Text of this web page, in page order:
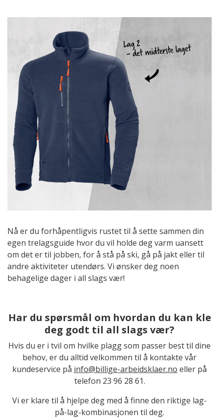
Nå er du forhåpentligvis rustet til å sette sammen din
egen trelagsguide hvor du vil holde deg varm uansett
om det er til jobben, for å stå på ski, gå på jakt eller til
andre aktiviteter utendørs. Vi ønsker deg noen
behagelige dager i all slags vær!
Har du spørsmål om hvordan du kan kle
deg godt til all slags vær?
Hvis du er i tvil om hvilke plagg som passer best til dine
behov, er du alltid velkommen til å kontakte vår
kundeservice på info@billige-arbeidsklaer.no eller på
telefon 23 96 28 61.
Vi er klare til å hjelpe deg med å finne den riktige lag-
på-lag-kombinasjonen til deg.